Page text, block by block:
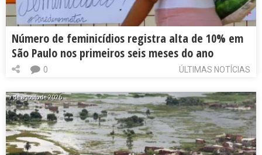
Número de feminicídios registra alta de 10% em
São Paulo nos primeiros seis meses do ano
ÚLTIMAS NOTÍCIAS
0
7 de agosto de 2026